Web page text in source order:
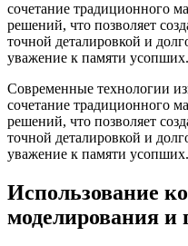
сочетание традиционного
решений, что позволяет
точной деталировкой и
уважение к памяти усопших.
Современные технологии
сочетание традиционного
решений, что позволяет
точной деталировкой и
уважение к памяти усопших.
Использование
моделирования и